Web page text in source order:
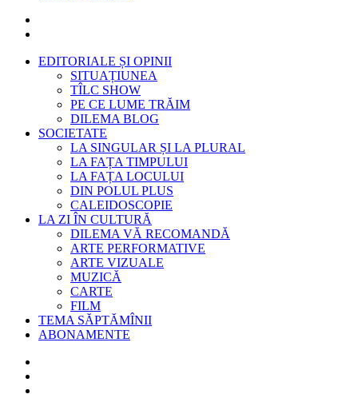
EDITORIALE ȘI OPINII
SITUAȚIUNEA
TÎLC SHOW
PE CE LUME TRĂIM
DILEMA BLOG
SOCIETATE
LA SINGULAR ȘI LA PLURAL
LA FAȚA TIMPULUI
LA FAȚA LOCULUI
DIN POLUL PLUS
CALEIDOSCOPIE
LA ZI ÎN CULTURĂ
DILEMA VĂ RECOMANDĂ
ARTE PERFORMATIVE
ARTE VIZUALE
MUZICĂ
CARTE
FILM
TEMA SĂPTĂMÎNII
ABONAMENTE